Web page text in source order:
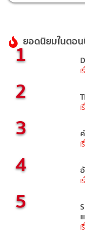
ยอดนิยมในตอ
1
2
3
4
5